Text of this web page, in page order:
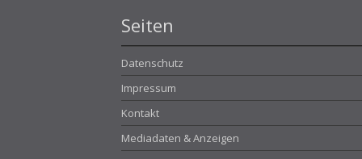
Seiten
Datenschutz
Impressum
Kontakt
Mediadaten & Anzeigen